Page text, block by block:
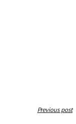
Previous post